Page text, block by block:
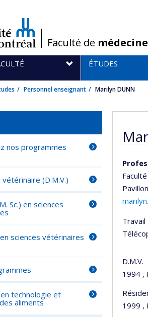
/Faculté de
ÉTUDES
Personnel enseignant Marilyn DUNN
Travail
D.M.V.
1994 ,
1999 ,
nos programmes
(D.M.V.)
Sc.) en sciences
sciences vétérinaires
technologie et
aliments